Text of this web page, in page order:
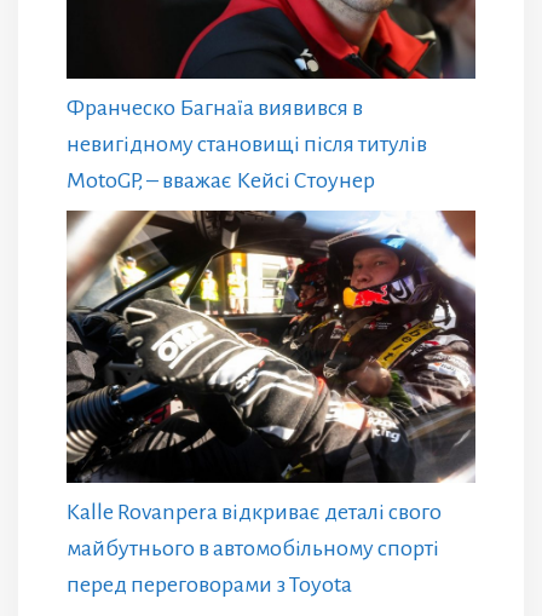
Франческо Багнаїа виявився в
невигідному становищі після титулів
MotoGP, – вважає Кейсі Стоунер
Kalle Rovanpera відкриває деталі свого
майбутнього в автомобільному спорті
перед переговорами з Toyota